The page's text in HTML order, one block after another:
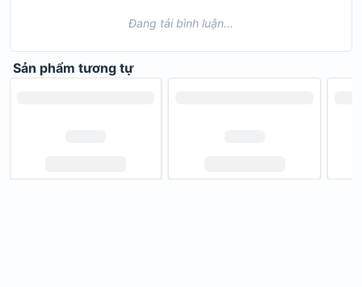
Đang tải bình luận...
Sản phẩm tương tự